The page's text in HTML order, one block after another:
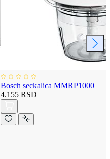
Bosch seckalica MMRP1000
4.155 RSD